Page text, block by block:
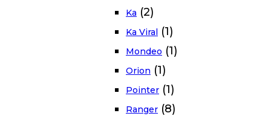
Ka (2)
Ka Viral (1)
Mondeo (1)
Orion (1)
Pointer (1)
Ranger (8)